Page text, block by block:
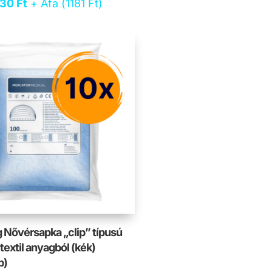
Ft.
FtCurrent
+ Áfa (1181 Ft)
Nővérsapka „clip” típusú
anyagból (kék)